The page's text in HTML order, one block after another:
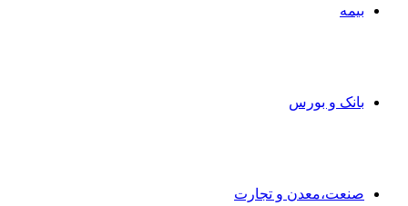
بیمه
بانک و بورس
صنعت،معدن و تجارت